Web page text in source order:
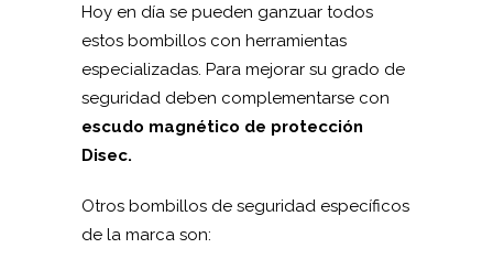
Hoy en día se pueden ganzuar todos
estos bombillos con herramientas
especializadas. Para mejorar su grado de
seguridad deben complementarse con
escudo magnético de protección
Disec.
Otros bombillos de seguridad específicos
de la marca son: